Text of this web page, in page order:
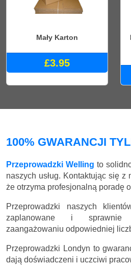
Mały Karton
£3.95
100% GWARANCJI
Przeprowadzki Welling to
naszych usług. Kontaktując się
że otrzyma profesjonalną poradę
Przeprowadzki naszych
zaplanowane i sprawnie
zaangażowaniu odpowiedniej
Przeprowadzki Londyn to
dają doświadczeni i uczciwi